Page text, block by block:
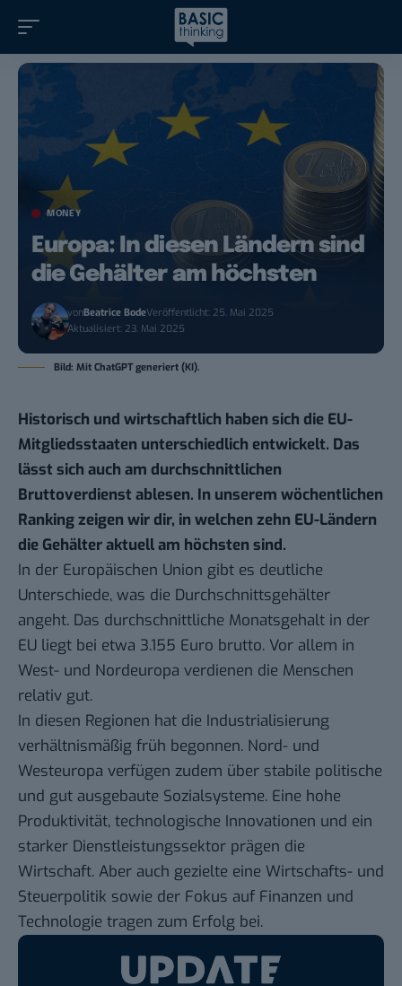
MONEY
Europa: In diesen Ländern sind
die Gehälter am höchsten
vonBeatrice BodeVeröffentlicht: 25. Mai 2025
Aktualisiert: 23. Mai 2025
Bild: Mit ChatGPT generiert (KI).
Historisch und wirtschaftlich haben sich die EU-
Mitgliedsstaaten unterschiedlich entwickelt. Das
lässt sich auch am durchschnittlichen
Bruttoverdienst ablesen. In unserem wöchentlichen
Rankingzeigen wir dir, in welchen zehn EU-Ländern
die Gehälter aktuell am höchsten sind.
In der Europäischen Union gibt es deutliche
Unterschiede, was die Durchschnittsgehälter
angeht. Das durchschnittliche Monatsgehalt in der
EU liegt bei etwa 3.155 Euro brutto. Vor allem in
West- und Nordeuropa verdienen die Menschen
relativ gut.
In diesen Regionen hat die Industrialisierung
verhältnismäßig früh begonnen. Nord- und
Westeuropa verfügen zudem über stabile politische
und gut ausgebaute Sozialsysteme. Eine hohe
Produktivität, technologische Innovationen und ein
starker Dienstleistungssektor prägen die
Wirtschaft. Aber auch gezielte eine Wirtschafts- und
Steuerpolitik sowie der Fokus auf Finanzen und
Technologie tragen zum Erfolg bei.